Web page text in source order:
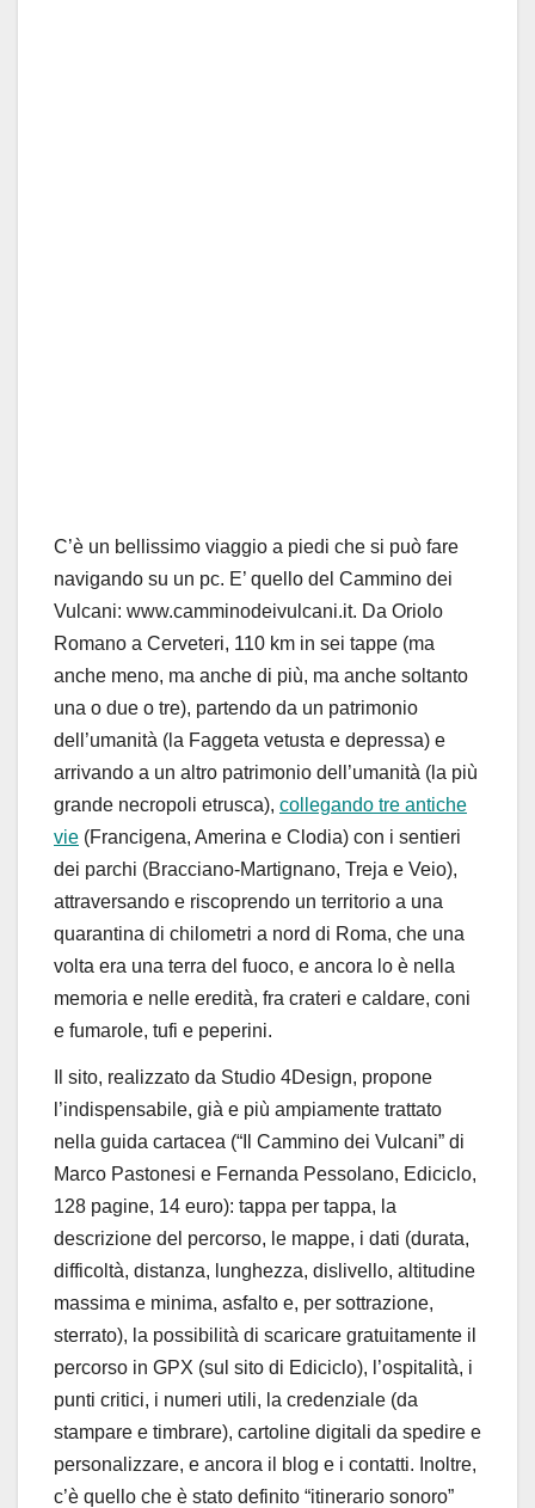
C’è un bellissimo viaggio a piedi che si può fare
navigando su un pc. E’ quello del Cammino dei
Vulcani: www.camminodeivulcani.it. Da Oriolo
Romano a Cerveteri, 110 km in sei tappe (ma
anche meno, ma anche di più, ma anche soltanto
una o due o tre), partendo da un patrimonio
dell’umanità (la Faggeta vetusta e depressa) e
arrivando a un altro patrimonio dell’umanità (la più
grande necropoli etrusca), collegando tre antiche
vie (Francigena, Amerina e Clodia) con i sentieri
dei parchi (Bracciano-Martignano, Treja e Veio),
attraversando e riscoprendo un territorio a una
quarantina di chilometri a nord di Roma, che una
volta era una terra del fuoco, e ancora lo è nella
memoria e nelle eredità, fra crateri e caldare, coni
e fumarole, tufi e peperini.
Il sito, realizzato da Studio 4Design, propone
l’indispensabile, già e più ampiamente trattato
nella guida cartacea (“Il Cammino dei Vulcani” di
Marco Pastonesi e Fernanda Pessolano, Ediciclo,
128 pagine, 14 euro): tappa per tappa, la
descrizione del percorso, le mappe, i dati (durata,
difficoltà, distanza, lunghezza, dislivello, altitudine
massima e minima, asfalto e, per sottrazione,
sterrato), la possibilità di scaricare gratuitamente il
percorso in GPX (sul sito di Ediciclo), l’ospitalità, i
punti critici, i numeri utili, la credenziale (da
stampare e timbrare), cartoline digitali da spedire e
personalizzare, e ancora il blog e i contatti. Inoltre,
c’è quello che è stato definito “itinerario sonoro”